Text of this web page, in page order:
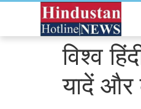
विश्व
यादें और